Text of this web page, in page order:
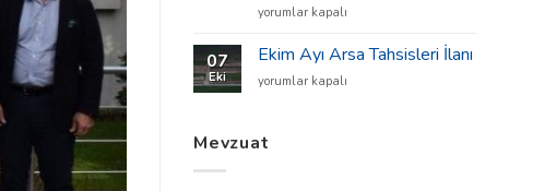
Marmara
Teknoloji
Makine
2025
yorumlar kapalı
07
Eki
Ekim Ayı Arsa Tahsisleri İlanı
Ekim
Tahsisleri
yorumlar kapalı
Mevzuat